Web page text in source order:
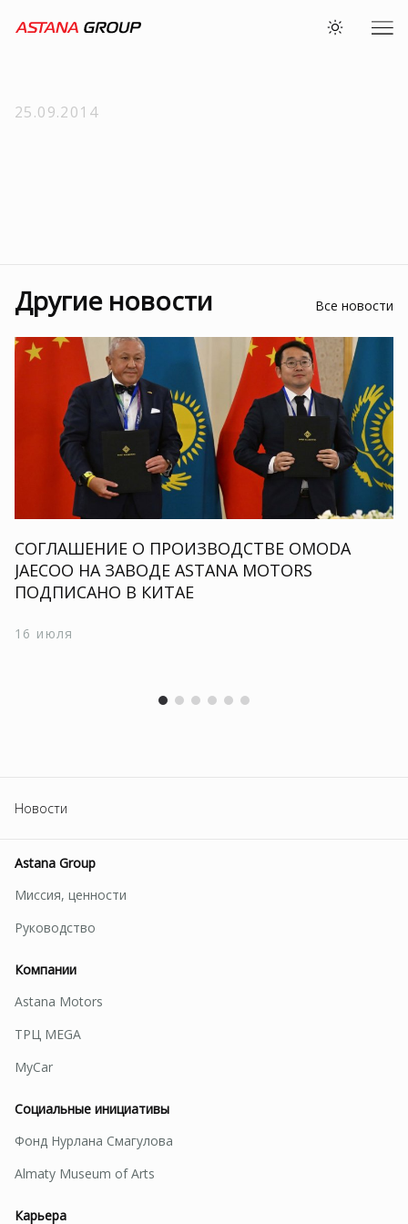
25.09.2014
Другие новости Все новости
СОГЛАШЕНИЕ О ПРОИЗВОДСТВЕ OMODA
JAECOO НА ЗАВОДЕ ASTANA MOTORS
ПОДПИСАНО В КИТАЕ
16 июля
Новости
Astana Group
Миссия, ценности
Руководство
Компании
Astana Motors
ТРЦ MEGA
MyCar
Социальные инициативы
Фонд Нурлана Смагулова
Almaty Museum of Arts
Карьера